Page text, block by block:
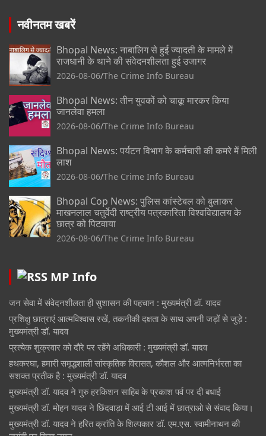
नवीनतम खबरें
Bhopal News: नाबालिग से हुई ज्यादती के मामले में
राजधानी के थाने की संवेदनशीलता हुई उजागर
2026-08-06 The Crime Info Bureau
Bhopal News: तीन युवकों को चाकू मारकर किया
जानलेवा हमला
2026-08-06 The Crime Info Bureau
Bhopal News: पर्यटन विभाग के कर्मचारी की कमरे में मिली
लाश
2026-08-06 The Crime Info Bureau
Bhopal Cop News: पुलिस कांस्टेबल को बुलाकर
माखनलाल चतुर्वेदी राष्ट्रीय पत्रकारिता विश्वविद्यालय के
छात्र को पिटवाया
2026-08-06 The Crime Info Bureau
MP Info
जन सेवा में संवेदनशीलता ही सुशासन की पहचान : मुख्यमंत्री डॉ. यादव
प्रशिक्षु छात्राएं आत्मविश्वास रखें, तकनीकी दक्षता के साथ अपनी जड़ों से जुड़े :
मुख्यमंत्री डॉ. यादव
प्रत्येक शुक्रवार को दौरे पर रहेंगे अधिकारी : मुख्यमंत्री डॉ. यादव
हथकरघा, हमारी समृद्धशाली सांस्कृतिक विरासत, कौशल और आत्मनिर्भरता का
सशक्त प्रतीक है : मुख्यमंत्री डॉ. यादव
मुख्यमंत्री डॉ. यादव ने गुरु हरकिशन साहिब के प्रकाश पर्व पर दी बधाई
मुख्यमंत्री डॉ. मोहन यादव ने छिंदवाड़ा में आई टी आई में छात्राओ से संवाद किया।
मुख्यमंत्री डॉ. यादव ने हरित क्रांति के शिल्पकार डॉ. एम.एस. स्वामीनाथन की